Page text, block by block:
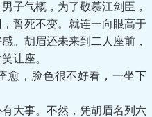
子气概，为了敬慕江剑臣，
誓死不变。就连一向眼高于
。胡眉还未来到二人座前，
让座。
，脸色很不好看，一坐下
大事。不然，凭胡眉名列六